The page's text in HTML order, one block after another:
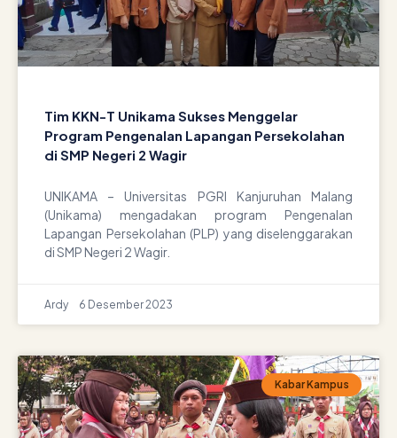
Tim KKN-T Unikama Sukses Menggelar
Program Pengenalan Lapangan Persekolahan
di SMP Negeri 2 Wagir
UNIKAMA – Universitas PGRI Kanjuruhan Malang
(Unikama) mengadakan program Pengenalan
Lapangan Persekolahan (PLP) yang diselenggarakan
di SMP Negeri 2 Wagir.
Ardy 6 Desember 2023
Kabar Kampus